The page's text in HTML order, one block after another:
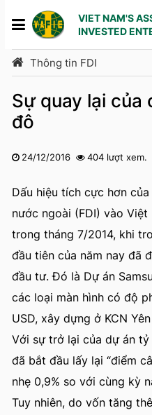
VIET NAM'S
INVESTED
Thông tin FDI
Sự quay lại của
đô
24/12/2016
404 lượt xem.
Dấu hiệu tích cực hơn
nước ngoài (FDI) vào
trong tháng 7/2014, khi
đầu tiên của năm nay đã
đầu tư. Đó là Dự án
các loại màn hình có độ
USD, xây dựng ở KCN
Với sự trở lại của dự án tỷ
đã bắt đầu lấy lại “điểm
nhẹ 0,9% so với cùng kỳ
Tuy nhiên, do vốn tăng